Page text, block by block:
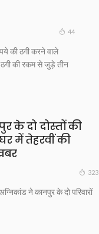
44
की ठगी करने वाले
ठगी की रकम से जुड़े तीन
के दो दोस्तों की
में तेहरवीं की
323
ने कानपुर के दो परिवारों